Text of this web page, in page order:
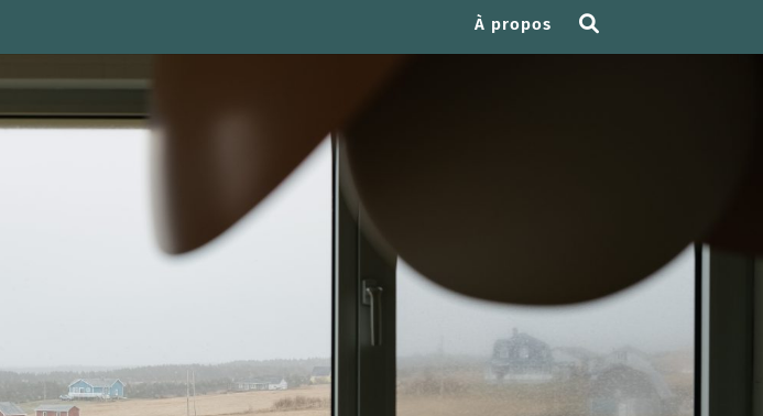
À propos